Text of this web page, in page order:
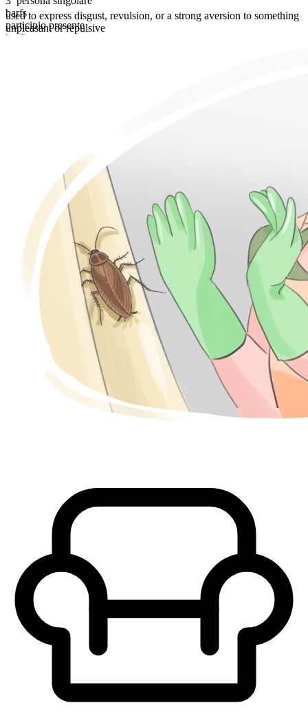
barfs
participio presente
barfing
used to express disgust, revulsion, or a strong aversion to something
unpleasant or repulsive